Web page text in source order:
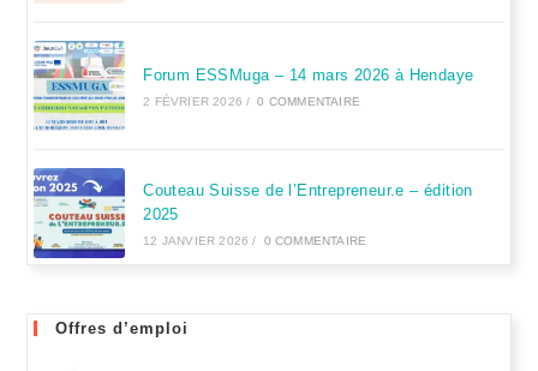
Forum ESSMuga – 14 mars 2026 à Hendaye
2 FÉVRIER 2026 / 0 COMMENTAIRE
Couteau Suisse de l’Entrepreneur.e – édition
2025
12 JANVIER 2026 / 0 COMMENTAIRE
Offres d’emploi